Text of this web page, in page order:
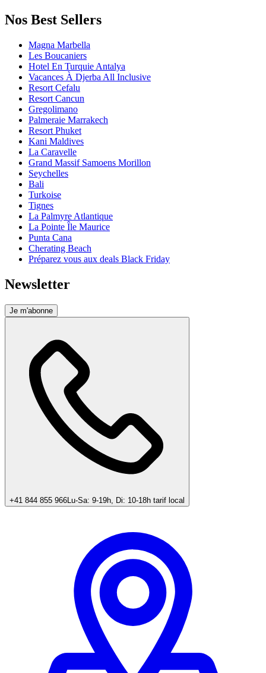
Nos Best Sellers
Magna Marbella
Les Boucaniers
Hotel En Turquie Antalya
Vacances À Djerba All Inclusive
Resort Cefalu
Resort Cancun
Gregolimano
Palmeraie Marrakech
Resort Phuket
Kani Maldives
La Caravelle
Grand Massif Samoens Morillon
Seychelles
Bali
Turkoise
Tignes
La Palmyre Atlantique
La Pointe Île Maurice
Punta Cana
Cherating Beach
Préparez vous aux deals Black Friday
Newsletter
Je m'abonne
+41 844 855 966Lu-Sa: 9-19h, Di: 10-18h tarif local